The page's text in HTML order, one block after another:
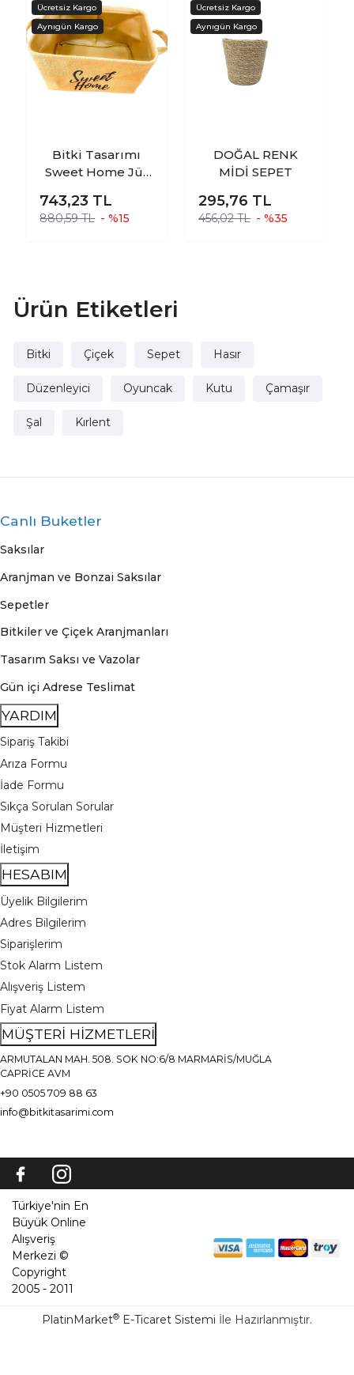
Bitki Tasarımı
Sweet Home Jüt
Düzenleyici
Mutfak Banyo
743,23 TL
880,59 TL - %15
DOĞAL RENK
MİDİ SEPET
295,76 TL
456,02 TL - %35
Ürün Etiketleri
Bitki Çiçek Sepet Hasır
Düzenleyici Oyuncak Kutu Çamaşır
Şal Kırlent
Canlı Buketler
Saksılar
Aranjman ve Bonzai Saksılar
Sepetler
Bitkiler ve Çiçek Aranjmanları
Tasarım Saksı ve Vazolar
Gün içi Adrese Teslimat
YARDIM
Sipariş Takibi
Arıza Formu
İade Formu
Sıkça Sorulan Sorular
Müşteri Hizmetleri
İletişim
HESABIM
Üyelik Bilgilerim
Adres Bilgilerim
Siparişlerim
Stok Alarm Listem
Alışveriş Listem
Fiyat Alarm Listem
MÜŞTERİ HİZMETLERİ
ARMUTALAN MAH. 508. SOK NO:6/8 MARMARİS/MUĞLA
CAPRİCE AVM
+90 0505 709 88 63
info@bitkitasarimi.com
Türkiye'nin En
Büyük Online
Alışveriş
Merkezi ©
Copyright
2005 - 2011
PlatinMarket® E-Ticaret Sistemi İle Hazırlanmıştır.